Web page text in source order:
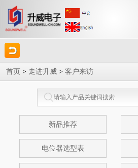
首页 > 走进升威 > 客户来访
新品推荐
电位器选型表